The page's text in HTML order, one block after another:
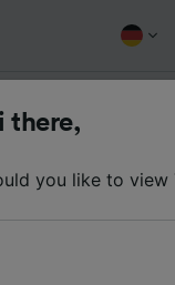
there,
you like to view